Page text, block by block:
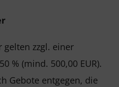
gelten zzgl. einer
% (mind. 500,00 EUR).
Gebote entgegen, die